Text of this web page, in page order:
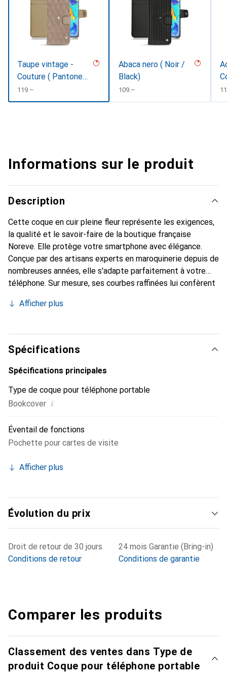
Taupe vintage -
Couture ( Pantone
#591d16 )
CHF
119.–
Abaca nero ( Noir /
Black)
CHF
109.–
Informations sur le produit
Description
Cette coque en cuir pleine fleur représente les exigences,
la qualité et le savoir-faire de la boutique française
Noreve. Elle protège votre smartphone avec élégance.
Conçue par des artisans experts en maroquinerie depuis de
nombreuses années, elle s'adapte parfaitement à votre
téléphone. Sur mesure, ses courbes raffinées lui confèrent
et indispensable de votre smartphone. Reconnaître
marque Noreve est un choix sûr pour une clientèle
exigeante.
Afficher plus
Spécifications
Spécifications principales
Type de coque pour téléphone portable
Bookcover i
Éventail de fonctions
Pochette pour cartes de visite
Afficher plus
Évolution du prix
Droit de retour de 30 jours
Conditions de retour
24 mois Garantie (Bring-in)
Conditions de garantie
Comparer les produits
Classement des ventes dans Type de
produit Coque pour téléphone portable